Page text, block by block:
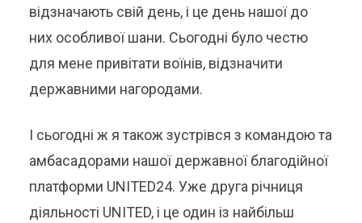
відзначають свій день, і це день нашої до
них особливої шани. Сьогодні було честю
для мене привітати воїнів, відзначити
державними нагородами.
І сьогодні ж я також зустрівся з командою та
амбасадорами нашої державної благодійної
платформи UNITED24. Уже друга річниця
діяльності UNITED, і це один із найбільш